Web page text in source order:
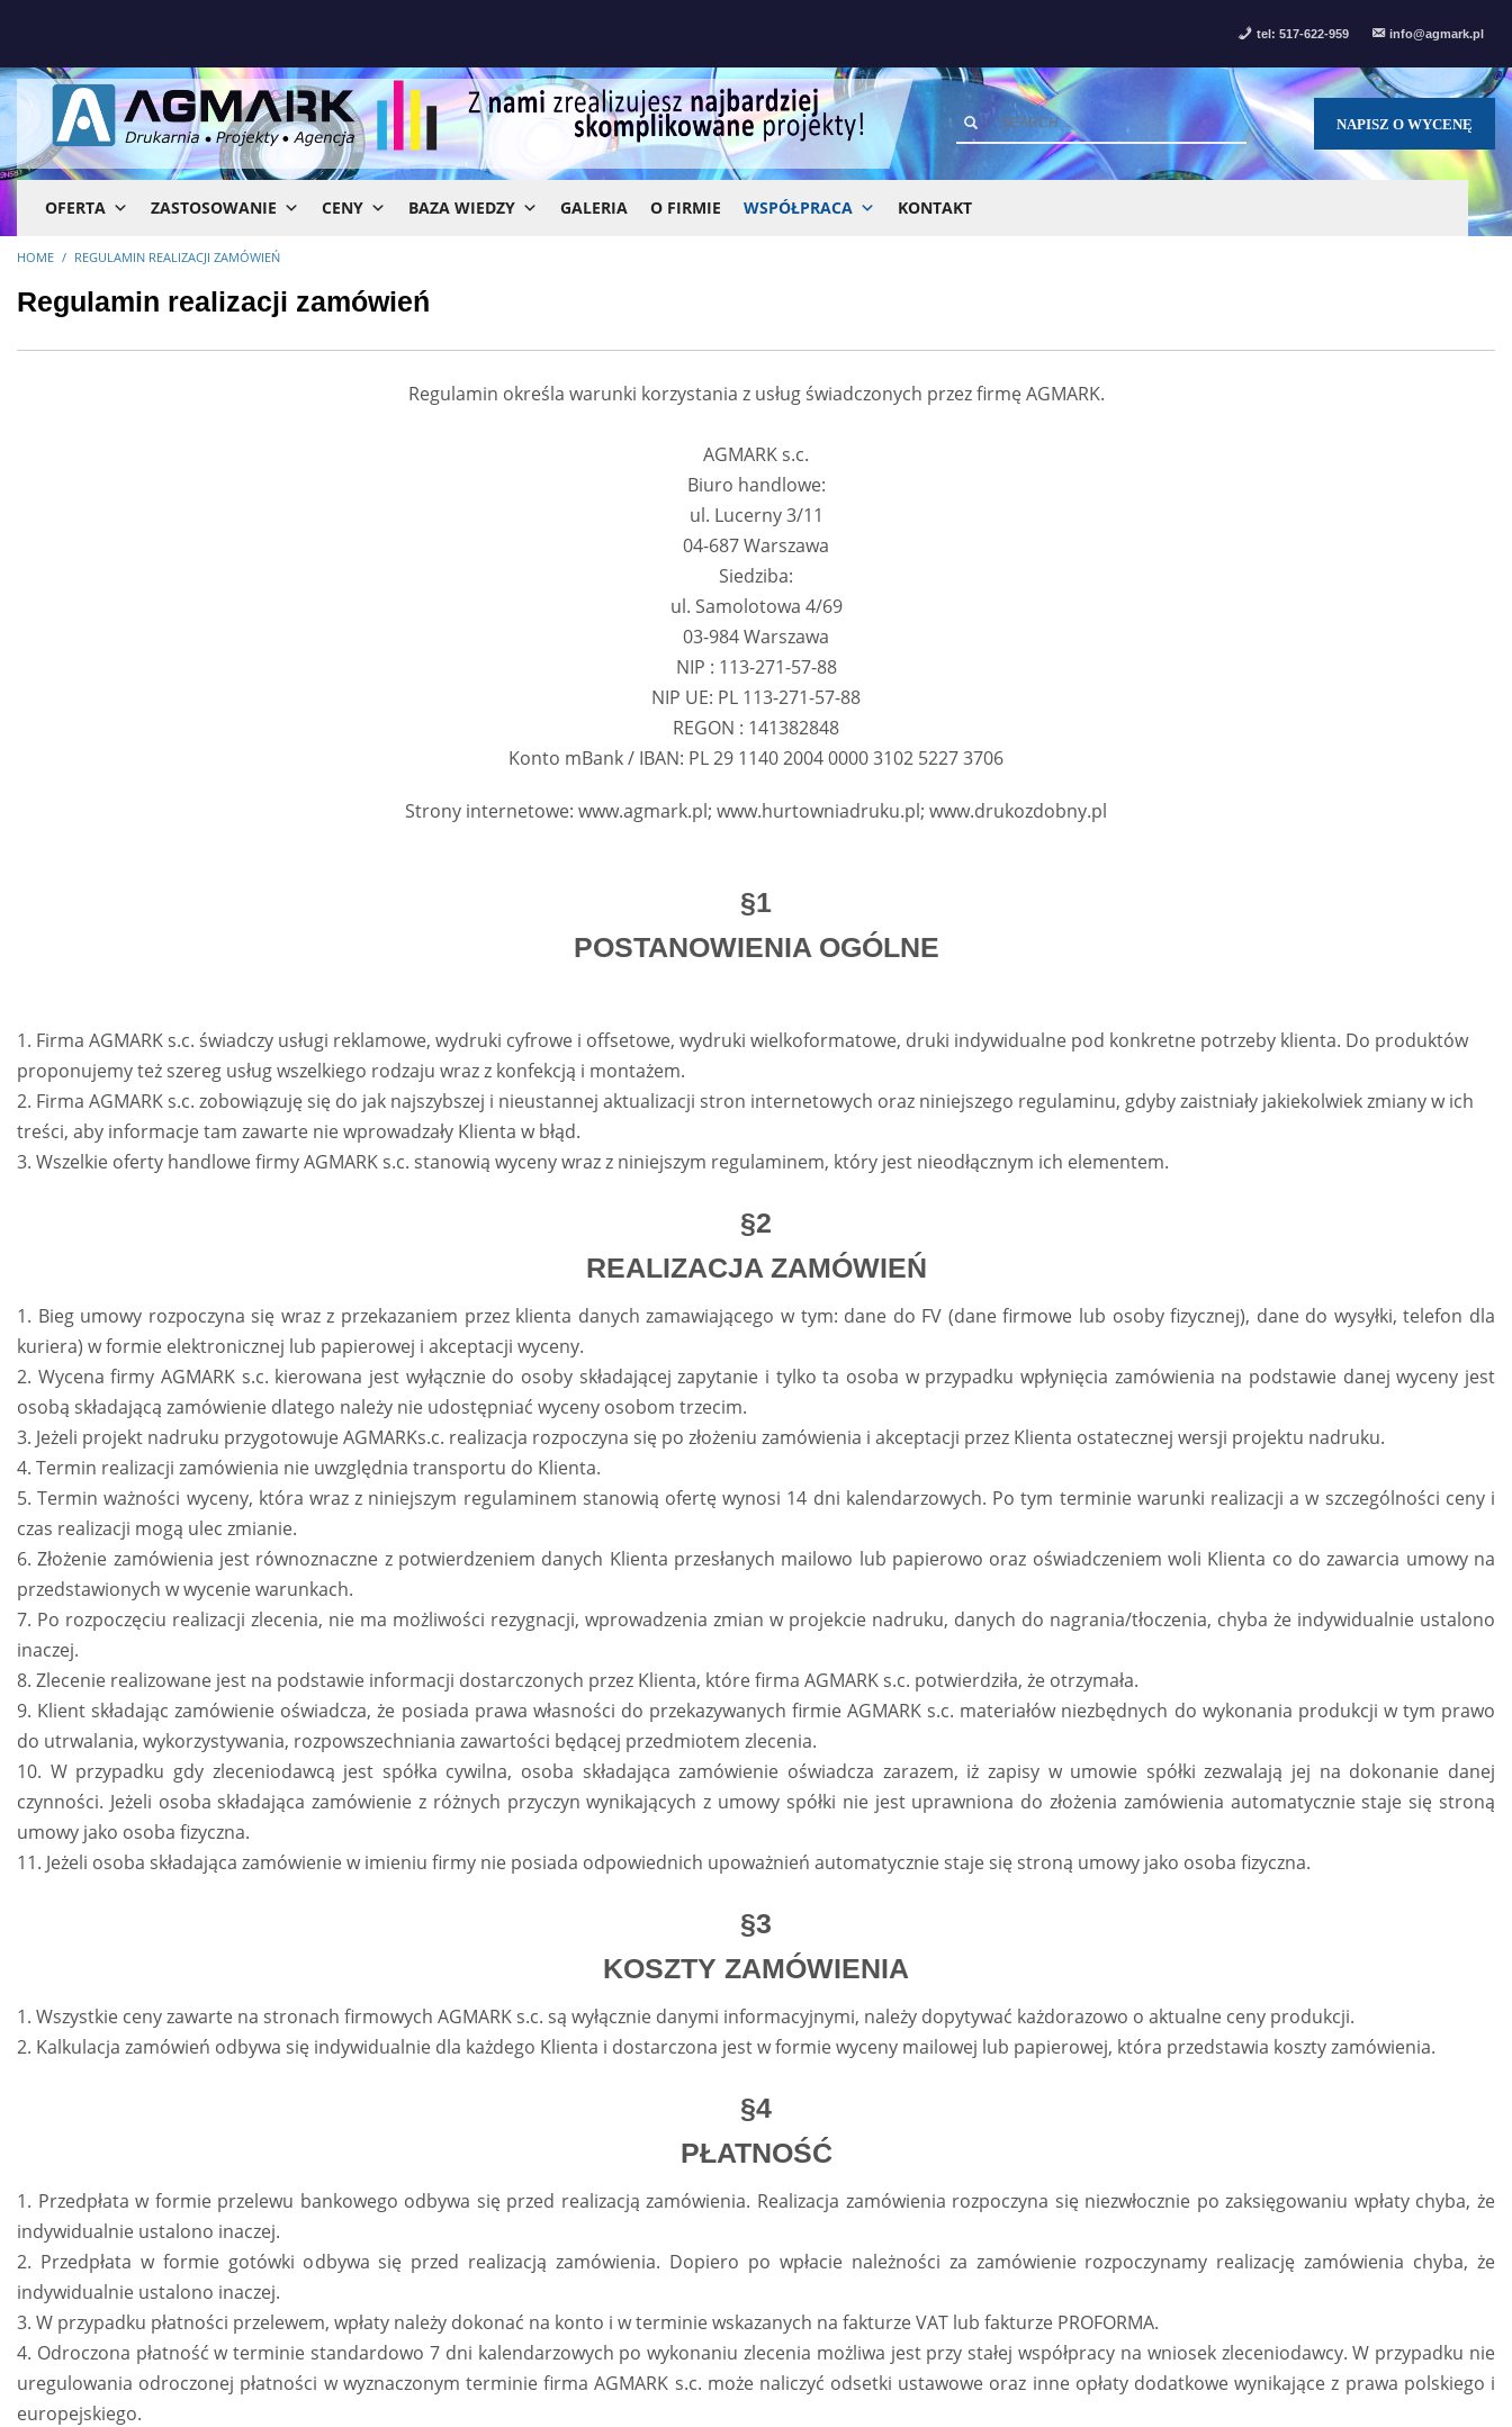
tel: 517-622-959 info@agmark.pl
NAPISZ O WYCENĘ
OFERTA ZASTOSOWANIE CENY BAZA WIEDZY GALERIA O FIRMIE WSPÓŁPRACA KONTAKT
HOME REGULAMIN REALIZACJI ZAMÓWIEŃ
Regulamin realizacji zamówień
Regulamin określa warunki korzystania z usług świadczonych przez firmę AGMARK.
AGMARK s.c.
Biuro handlowe:
ul. Lucerny 3/11
04-687 Warszawa
Siedziba:
ul. Samolotowa 4/69
03-984 Warszawa
NIP : 113-271-57-88
NIP UE: PL 113-271-57-88
REGON : 141382848
Konto mBank / IBAN: PL 29 1140 2004 0000 3102 5227 3706
Strony internetowe: www.agmark.pl; www.hurtowniadruku.pl; www.drukozdobny.pl
§1
POSTANOWIENIA OGÓLNE
1. Firma AGMARK s.c. świadczy usługi reklamowe, wydruki cyfrowe i offsetowe, wydruki wielkoformatowe, druki indywidualne pod konkretne potrzeby klienta. Do produktów
proponujemy też szereg usług wszelkiego rodzaju wraz z konfekcją i montażem.
2. Firma AGMARK s.c. zobowiązuję się do jak najszybszej i nieustannej aktualizacji stron internetowych oraz niniejszego regulaminu, gdyby zaistniały jakiekolwiek zmiany w ich
treści, aby informacje tam zawarte nie wprowadzały Klienta w błąd.
3. Wszelkie oferty handlowe firmy AGMARK s.c. stanowią wyceny wraz z niniejszym regulaminem, który jest nieodłącznym ich elementem.
§2
REALIZACJA ZAMÓWIEŃ
1. Bieg umowy rozpoczyna się wraz z przekazaniem przez klienta danych zamawiającego w tym: dane do FV (dane firmowe lub osoby fizycznej), dane do wysyłki, telefon dla
kuriera) w formie elektronicznej lub papierowej i akceptacji wyceny.
2. Wycena firmy AGMARK s.c. kierowana jest wyłącznie do osoby składającej zapytanie i tylko ta osoba w przypadku wpłynięcia zamówienia na podstawie danej wyceny jest
osobą składającą zamówienie dlatego należy nie udostępniać wyceny osobom trzecim.
3. Jeżeli projekt nadruku przygotowuje AGMARKs.c. realizacja rozpoczyna się po złożeniu zamówienia i akceptacji przez Klienta ostatecznej wersji projektu nadruku.
4. Termin realizacji zamówienia nie uwzględnia transportu do Klienta.
5. Termin ważności wyceny, która wraz z niniejszym regulaminem stanowią ofertę wynosi 14 dni kalendarzowych. Po tym terminie warunki realizacji a w szczególności ceny i
czas realizacji mogą ulec zmianie.
6. Złożenie zamówienia jest równoznaczne z potwierdzeniem danych Klienta przesłanych mailowo lub papierowo oraz oświadczeniem woli Klienta co do zawarcia umowy na
przedstawionych w wycenie warunkach.
7. Po rozpoczęciu realizacji zlecenia, nie ma możliwości rezygnacji, wprowadzenia zmian w projekcie nadruku, danych do nagrania/tłoczenia, chyba że indywidualnie ustalono
inaczej.
8. Zlecenie realizowane jest na podstawie informacji dostarczonych przez Klienta, które firma AGMARK s.c. potwierdziła, że otrzymała.
9. Klient składając zamówienie oświadcza, że posiada prawa własności do przekazywanych firmie AGMARK s.c. materiałów niezbędnych do wykonania produkcji w tym prawo
do utrwalania, wykorzystywania, rozpowszechniania zawartości będącej przedmiotem zlecenia.
10. W przypadku gdy zleceniodawcą jest spółka cywilna, osoba składająca zamówienie oświadcza zarazem, iż zapisy w umowie spółki zezwalają jej na dokonanie danej
czynności. Jeżeli osoba składająca zamówienie z różnych przyczyn wynikających z umowy spółki nie jest uprawniona do złożenia zamówienia automatycznie staje się stroną
umowy jako osoba fizyczna.
11. Jeżeli osoba składająca zamówienie w imieniu firmy nie posiada odpowiednich upoważnień automatycznie staje się stroną umowy jako osoba fizyczna.
§3
KOSZTY ZAMÓWIENIA
1. Wszystkie ceny zawarte na stronach firmowych AGMARK s.c. są wyłącznie danymi informacyjnymi, należy dopytywać każdorazowo o aktualne ceny produkcji.
2. Kalkulacja zamówień odbywa się indywidualnie dla każdego Klienta i dostarczona jest w formie wyceny mailowej lub papierowej, która przedstawia koszty zamówienia.
§4
PŁATNOŚĆ
1. Przedpłata w formie przelewu bankowego odbywa się przed realizacją zamówienia. Realizacja zamówienia rozpoczyna się niezwłocznie po zaksięgowaniu wpłaty chyba, że
indywidualnie ustalono inaczej.
2. Przedpłata w formie gotówki odbywa się przed realizacją zamówienia. Dopiero po wpłacie należności za zamówienie rozpoczynamy realizację zamówienia chyba, że
indywidualnie ustalono inaczej.
3. W przypadku płatności przelewem, wpłaty należy dokonać na konto i w terminie wskazanych na fakturze VAT lub fakturze PROFORMA.
4. Odroczona płatność w terminie standardowo 7 dni kalendarzowych po wykonaniu zlecenia możliwa jest przy stałej współpracy na wniosek zleceniodawcy. W przypadku nie
uregulowania odroczonej płatności w wyznaczonym terminie firma AGMARK s.c. może naliczyć odsetki ustawowe oraz inne opłaty dodatkowe wynikające z prawa polskiego i
europejskiego.